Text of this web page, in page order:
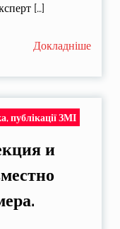
[…]
Докладніше
публікації ЗМІ
и